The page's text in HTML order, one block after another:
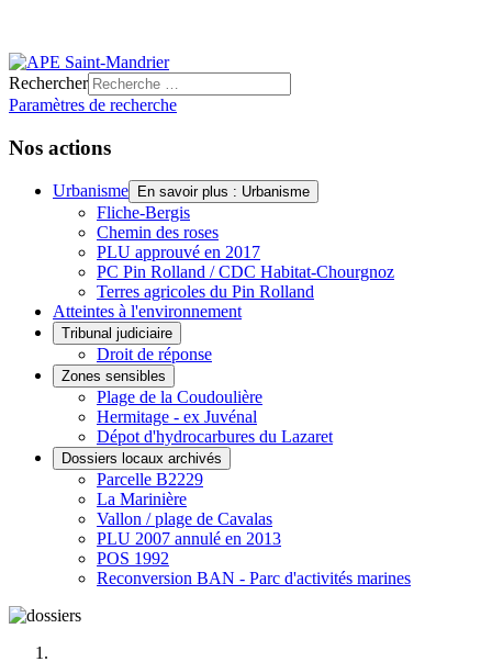
Rechercher
Paramètres de recherche
Nos actions
Urbanisme En savoir plus : Urbanisme
Fliche-Bergis
Chemin des roses
PLU approuvé en 2017
PC Pin Rolland / CDC Habitat-Chourgnoz
Terres agricoles du Pin Rolland
Atteintes à l'environnement
Tribunal judiciaire
Droit de réponse
Zones sensibles
Plage de la Coudoulière
Hermitage - ex Juvénal
Dépot d'hydrocarbures du Lazaret
Dossiers locaux archivés
Parcelle B2229
La Marinière
Vallon / plage de Cavalas
PLU 2007 annulé en 2013
POS 1992
Reconversion BAN - Parc d'activités marines